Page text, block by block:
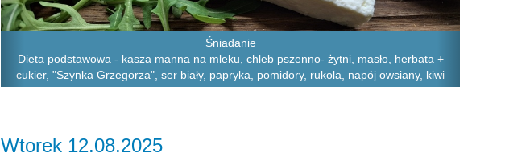
Śniadanie
Dieta podstawowa - kasza manna na mleku, chleb pszenno- żytni, masło, herbata +
cukier, "Szynka Grzegorza", ser biały, papryka, pomidory, rukola, napój owsiany, kiwi
Wtorek 12.08.2025